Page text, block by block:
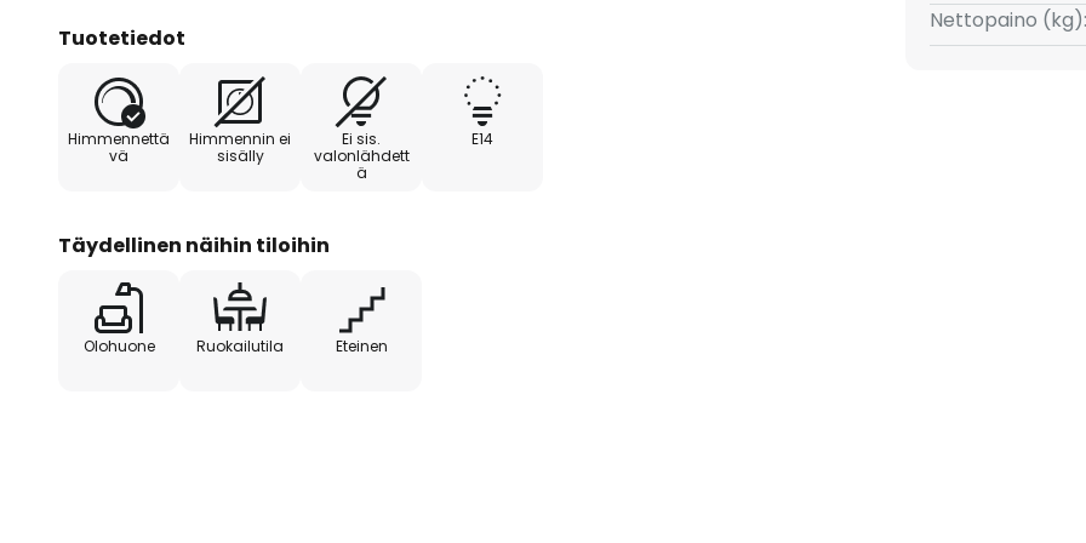
Tuotetiedot
Himmennettä
vä
Himmennin ei
sisälly
Ei sis.
valonlähdett
ä
E14
Täydellinen näihin tiloihin
Olohuone Ruokailutila Eteinen
Nettopaino (kg):